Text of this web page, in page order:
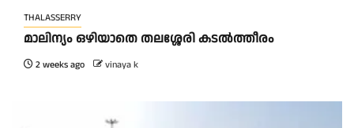
THALASSERRY
മാലിന്യം ഒഴിയാതെ തലശ്ശേരി കടൽത്തീരം
2 weeks ago vinaya k